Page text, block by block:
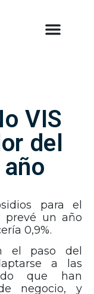
VIS
del
para el
prevé un año
0,9%.
el paso del
a las
que han
negocio, y